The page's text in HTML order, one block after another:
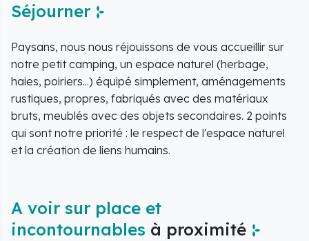
Séjourner
Paysans, nous nous réjouissons de vous accueillir sur
notre petit camping, un espace naturel (herbage,
haies, poiriers...) équipé simplement, aménagements
rustiques, propres, fabriqués avec des matériaux
bruts, meublés avec des objets secondaires. 2 points
qui sont notre priorité : le respect de l'espace naturel
et la création de liens humains.
A voir sur place et
incontournables à proximité